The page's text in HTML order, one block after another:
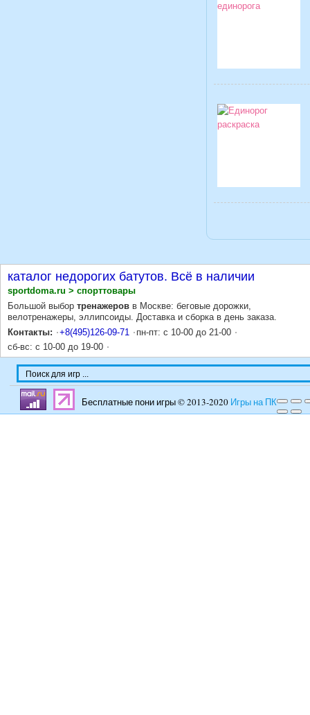
каталог недорогих батутов. Всё в наличии
sportdoma.ru > спорттовары
Большой выбор тренажеров в Москве: беговые дорожки,
велотренажеры, эллипсоиды. Доставка и сборка в день заказа.
Контакты:
+8(495)126-09-71
пн-пт: с 10-00 до 21-00
сб-вс: с 10-00 до 19-00
Бесплатные пони игры © 2013-2020 Игры на ПК